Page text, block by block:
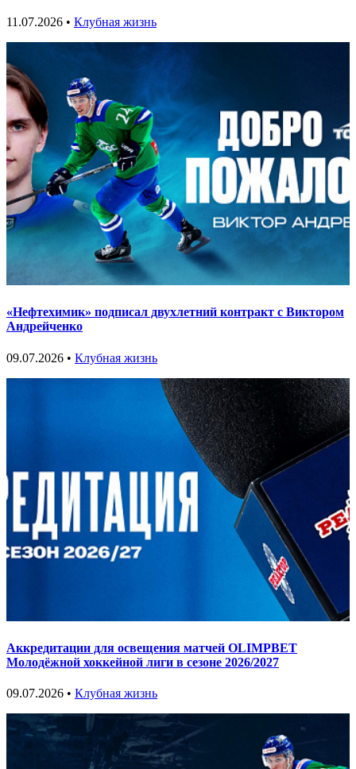
11.07.2026 • Клубная жизнь
«Нефтехимик» подписал двухлетний контракт с Виктором
Андрейченко
09.07.2026 • Клубная жизнь
Аккредитации для освещения матчей OLIMPBET
Молодёжной хоккейной лиги в сезоне 2026/2027
09.07.2026 • Клубная жизнь